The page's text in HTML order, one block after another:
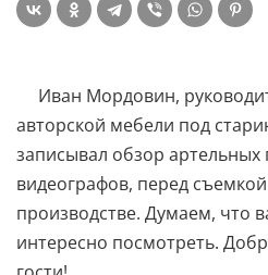
Иван Мордовин,
авторской мебели под
записывал обзор артельных
видеографов, перед
производстве. Думаем, что
интересно посмотреть.